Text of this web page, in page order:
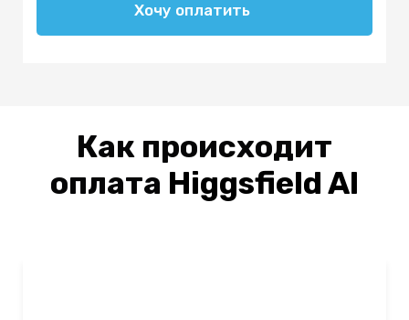
Хочу оплатить
Как происходит
оплата Higgsfield AI